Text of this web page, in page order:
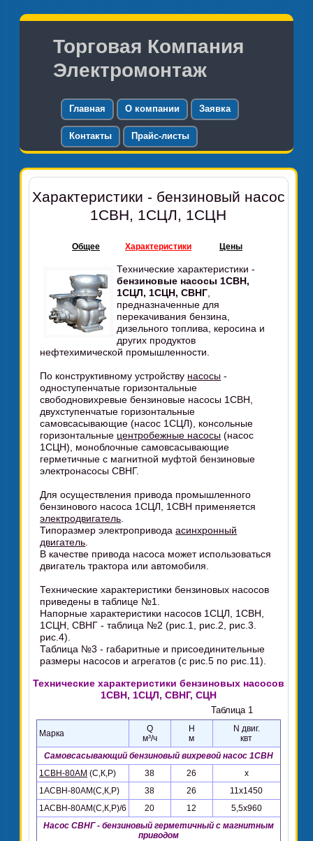
Торговая Компания
Электромонтаж
Главная О компании Заявка
Контакты Прайс-листы
Характеристики - бензиновый насос
1СВН, 1СЦЛ, 1СЦН
Общее Характеристики Цены
Технические характеристики -
бензиновые насосы 1СВН,
1СЦЛ, 1СЦН, СВНГ
предназначенные для
перекачивания бензина,
дизельного топлива, керосина и
других продуктов
нефтехимической промышленности.
По конструктивному устройству насосы -
одноступенчатые горизонтальные
свободновихревые бензиновые насосы 1СВН,
двухступенчатые горизонтальные
самовсасывающие (насос 1СЦЛ), консольные
горизонтальные центробежные насосы (насос
1СЦН), моноблочные самовсасывающие
герметичные с магнитной муфтой бензиновые
электронасосы СВНГ.
Для осуществления привода промышленного
бензинового насоса 1СЦЛ, 1СВН применяется
электродвигатель
Типоразмер электроприводаасинхронный
двигатель
В качестве привода насоса может использоваться
двигатель трактора или автомобиля.
Технические характеристики бензиновых насосов
приведены в таблице №1.
Напорные характеристики насосов 1СЦЛ, 1СВН,
1СЦН, СВНГ - таблица №2 (рис.1, рис.2, рис.3.
рис.4).
Таблица №3 - габаритные и присоединительные
размеры насосов и агрегатов (с рис.5 по рис.11).
Технические характеристики бензиновых насосов
1СВН, 1СЦЛ, СВНГ, СЦН
Таблица 1
Марка
Q
м³/ч
H
м
N двиг.
квт
Самовсасывающий бензиновый вихревой насос 1СВН
1СВН-80АМ (С,К,Р) 38 26
х
1АСВН-80АМ(С,К,Р)
38 26
11х1450
1АСВН-80АМ(С,К,Р)/6
20 12
5,5х960
Насос СВНГ - бензиновый герметичный с магнитным
приводом